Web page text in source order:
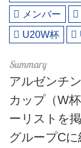
メンバー
U20W杯
アルゼンチ
カップ（W
ーリストを
グループC